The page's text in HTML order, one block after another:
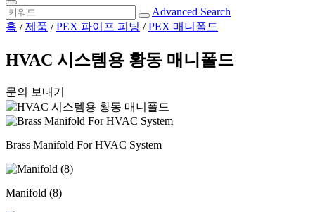
Advanced Search
홈 /제품 /PEX 파이프 피팅 /PEX 매니폴드
HVAC 시스템용 황동 매니폴드
문의 보내기
Brass Manifold For HVAC System
Manifold (8)